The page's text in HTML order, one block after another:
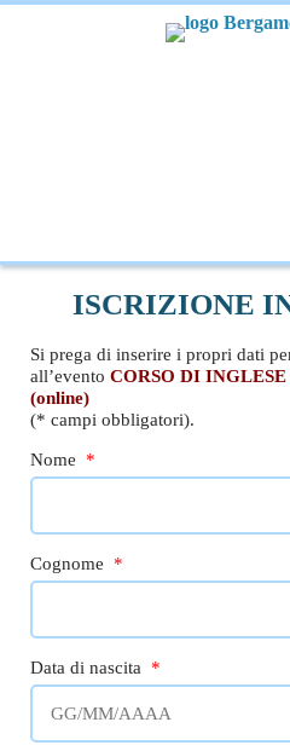
ISCRIZIONE
Si prega di inserire i propri dati
all’evento CORSO DI
(online)
(* campi obbligatori).
Nome *
Cognome *
Data di nascita *